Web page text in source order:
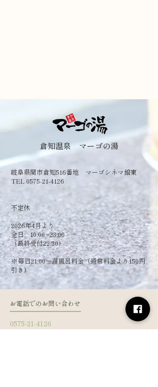
倉知温泉 マーゴの湯
岐阜県関市倉知516番地 マーゴシネマ館東
TEL 0575-21-4126
​不定休
2026年4月より
全日 10:00~23:00
（最終受付22:30）
​※毎日21:00～遅風呂料金（通常料金より150円
引き）
お電話でのお問い合わせ
0575-21-4126